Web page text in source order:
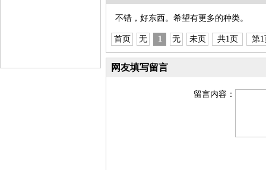
不错，好东西。希望有更多的种类。
首页 无 1 无 未页 共1页 第1
网友填写留言
留言内容：